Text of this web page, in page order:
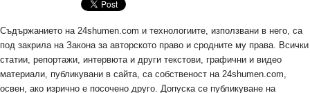
Съдържанието на 24shumen.com и технологиите, използвани в него, са
под закрила на Закона за авторското право и сродните му права. Всички
статии, репортажи, интервюта и други текстови, графични и видео
материали, публикувани в сайта, са собственост на 24shumen.com,
освен, ако изрично е посочено друго. Допуска се публикуване на